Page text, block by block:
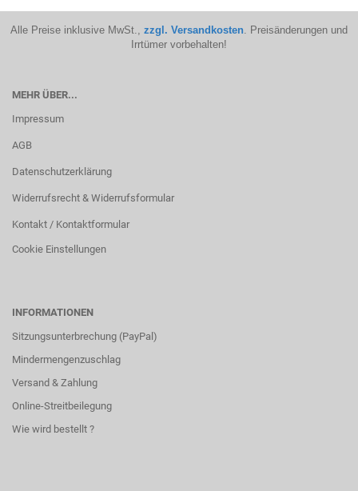
Alle Preise inklusive MwSt., zzgl. Versandkosten. Preisänderungen und
Irrtümer vorbehalten!
MEHR ÜBER...
Impressum
AGB
Datenschutzerklärung
Widerrufsrecht & Widerrufsformular
Kontakt / Kontaktformular
Cookie Einstellungen
INFORMATIONEN
Sitzungsunterbrechung (PayPal)
Mindermengenzuschlag
Versand & Zahlung
Online-Streitbeilegung
Wie wird bestellt ?